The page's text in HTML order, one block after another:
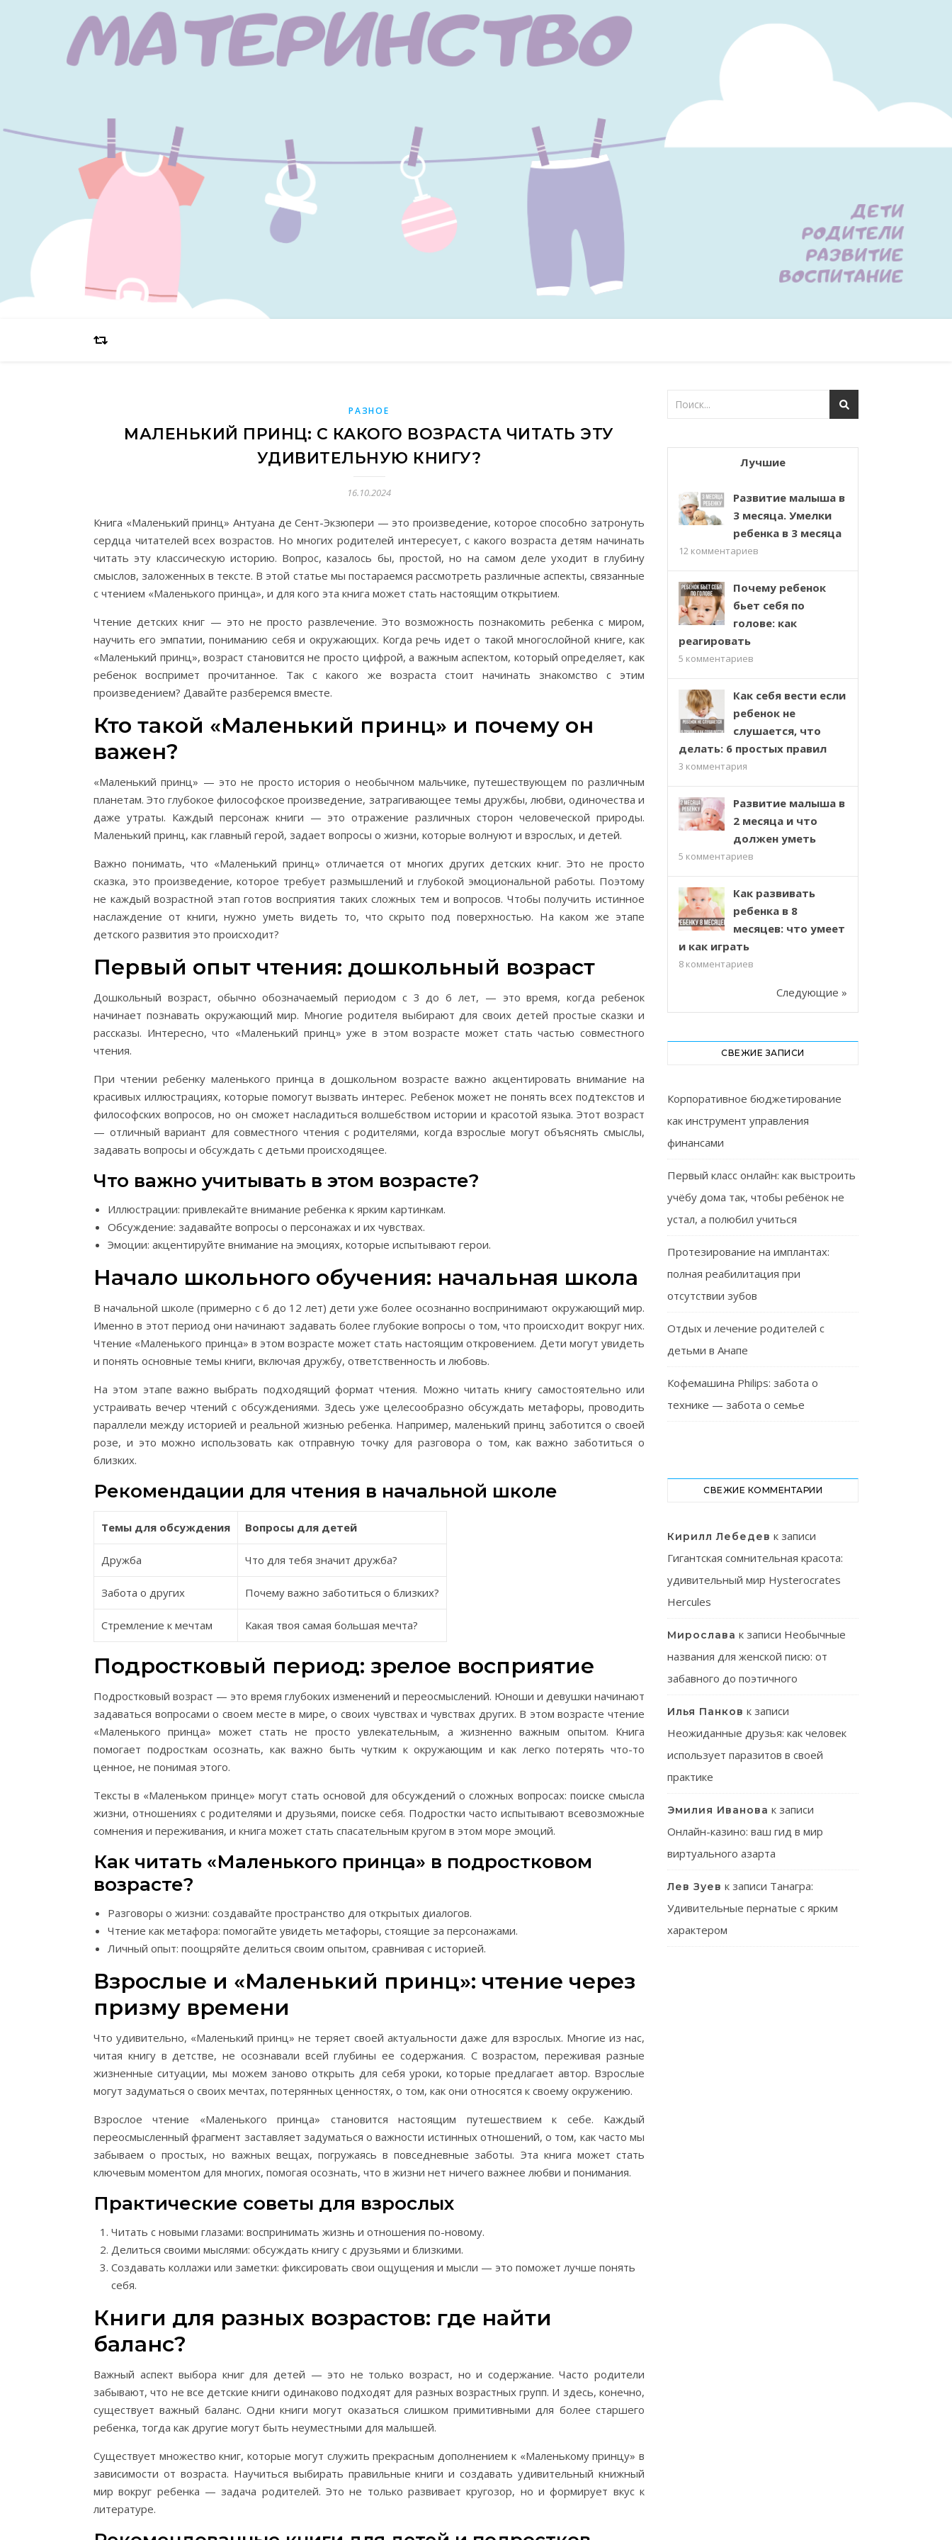
РАЗНОЕ
МАЛЕНЬКИЙ ПРИНЦ: С КАКОГО ВОЗРАСТА ЧИТАТЬ ЭТУ
УДИВИТЕЛЬНУЮ КНИГУ?
16.10.2024
Книга «Маленький принц» Антуана де Сент-Экзюпери — это произведение, которое способно затронуть
сердца читателей всех возрастов. Но многих родителей интересует, с какого возраста детям начинать
читать эту классическую историю. Вопрос, казалось бы, простой, но на самом деле уходит в глубину
смыслов, заложенных в тексте. В этой статье мы постараемся рассмотреть различные аспекты, связанные
с чтением «Маленького принца», и для кого эта книга может стать настоящим открытием.
Чтение детских книг — это не просто развлечение. Это возможность познакомить ребенка с миром,
научить его эмпатии, пониманию себя и окружающих. Когда речь идет о такой многослойной книге, как
«Маленький принц», возраст становится не просто цифрой, а важным аспектом, который определяет, как
ребенок воспримет прочитанное. Так с какого же возраста стоит начинать знакомство с этим
произведением? Давайте разберемся вместе.
Кто такой «Маленький принц» и почему он
важен?
«Маленький принц» — это не просто история о необычном мальчике, путешествующем по различным
планетам. Это глубокое философское произведение, затрагивающее темы дружбы, любви, одиночества и
даже утраты. Каждый персонаж книги — это отражение различных сторон человеческой природы.
Маленький принц, как главный герой, задает вопросы о жизни, которые волнуют и взрослых, и детей.
Важно понимать, что «Маленький принц» отличается от многих других детских книг. Это не просто
сказка, это произведение, которое требует размышлений и глубокой эмоциональной работы. Поэтому
не каждый возрастной этап готов восприятия таких сложных тем и вопросов. Чтобы получить истинное
наслаждение от книги, нужно уметь видеть то, что скрыто под поверхностью. На каком же этапе
детского развития это происходит?
Первый опыт чтения: дошкольный возраст
Дошкольный возраст, обычно обозначаемый периодом с 3 до 6 лет, — это время, когда ребенок
начинает познавать окружающий мир. Многие родителя выбирают для своих детей простые сказки и
рассказы. Интересно, что «Маленький принц» уже в этом возрасте может стать частью совместного
чтения.
При чтении ребенку маленького принца в дошкольном возрасте важно акцентировать внимание на
красивых иллюстрациях, которые помогут вызвать интерес. Ребенок может не понять всех подтекстов и
философских вопросов, но он сможет насладиться волшебством истории и красотой языка. Этот возраст
— отличный вариант для совместного чтения с родителями, когда взрослые могут объяснять смыслы,
задавать вопросы и обсуждать с детьми происходящее.
Что важно учитывать в этом возрасте?
Иллюстрации: привлекайте внимание ребенка к ярким картинкам.
Обсуждение: задавайте вопросы о персонажах и их чувствах.
Эмоции: акцентируйте внимание на эмоциях, которые испытывают герои.
Начало школьного обучения: начальная школа
В начальной школе (примерно с 6 до 12 лет) дети уже более осознанно воспринимают окружающий мир.
Именно в этот период они начинают задавать более глубокие вопросы о том, что происходит вокруг них.
Чтение «Маленького принца» в этом возрасте может стать настоящим откровением. Дети могут увидеть
и понять основные темы книги, включая дружбу, ответственность и любовь.
На этом этапе важно выбрать подходящий формат чтения. Можно читать книгу самостоятельно или
устраивать вечер чтений с обсуждениями. Здесь уже целесообразно обсуждать метафоры, проводить
параллели между историей и реальной жизнью ребенка. Например, маленький принц заботится о своей
розе, и это можно использовать как отправную точку для разговора о том, как важно заботиться о
близких.
Рекомендации для чтения в начальной школе
Темы для обсуждения Вопросы для детей
Дружба Что для тебя значит дружба?
Забота о других Почему важно заботиться о близких?
Стремление к мечтам Какая твоя самая большая мечта?
Подростковый период: зрелое восприятие
Подростковый возраст — это время глубоких изменений и переосмыслений. Юноши и девушки начинают
задаваться вопросами о своем месте в мире, о своих чувствах и чувствах других. В этом возрасте чтение
«Маленького принца» может стать не просто увлекательным, а жизненно важным опытом. Книга
помогает подросткам осознать, как важно быть чутким к окружающим и как легко потерять что-то
ценное, не понимая этого.
Тексты в «Маленьком принце» могут стать основой для обсуждений о сложных вопросах: поиске смысла
жизни, отношениях с родителями и друзьями, поиске себя. Подростки часто испытывают всевозможные
сомнения и переживания, и книга может стать спасательным кругом в этом море эмоций.
Как читать «Маленького принца» в подростковом
возрасте?
Разговоры о жизни: создавайте пространство для открытых диалогов.
Чтение как метафора: помогайте увидеть метафоры, стоящие за персонажами.
Личный опыт: поощряйте делиться своим опытом, сравнивая с историей.
Взрослые и «Маленький принц»: чтение через
призму времени
Что удивительно, «Маленький принц» не теряет своей актуальности даже для взрослых. Многие из нас,
читая книгу в детстве, не осознавали всей глубины ее содержания. С возрастом, переживая разные
жизненные ситуации, мы можем заново открыть для себя уроки, которые предлагает автор. Взрослые
могут задуматься о своих мечтах, потерянных ценностях, о том, как они относятся к своему окружению.
Взрослое чтение «Маленького принца» становится настоящим путешествием к себе. Каждый
переосмысленный фрагмент заставляет задуматься о важности истинных отношений, о том, как часто мы
забываем о простых, но важных вещах, погружаясь в повседневные заботы. Эта книга может стать
ключевым моментом для многих, помогая осознать, что в жизни нет ничего важнее любви и понимания.
Практические советы для взрослых
Читать с новыми глазами: воспринимать жизнь и отношения по-новому.
Делиться своими мыслями: обсуждать книгу с друзьями и близкими.
Создавать коллажи или заметки: фиксировать свои ощущения и мысли — это поможет лучше понять
себя.
Книги для разных возрастов: где найти
баланс?
Важный аспект выбора книг для детей — это не только возраст, но и содержание. Часто родители
забывают, что не все детские книги одинаково подходят для разных возрастных групп. И здесь, конечно,
существует важный баланс. Одни книги могут оказаться слишком примитивными для более старшего
ребенка, тогда как другие могут быть неуместными для малышей.
Существует множество книг, которые могут служить прекрасным дополнением к «Маленькому принцу» в
зависимости от возраста. Научиться выбирать правильные книги и создавать удивительный книжный
мир вокруг ребенка — задача родителей. Это не только развивает кругозор, но и формирует вкус к
литературе.
Лучшие
Развитие малыша в
3 месяца. Умелки
ребенка в 3 месяца
12 комментариев
Почему ребенок
бьет себя по
голове: как
реагировать
5 комментариев
Как себя вести если
ребенок не
слушается, что
делать: 6 простых правил
3 комментария
Развитие малыша в
2 месяца и что
должен уметь
5 комментариев
Как развивать
ребенка в 8
месяцев: что умеет
и как играть
8 комментариев
Следующие »
СВЕЖИЕ ЗАПИСИ
Корпоративное бюджетирование
как инструмент управления
финансами
Первый класс онлайн: как выстроить
учёбу дома так, чтобы ребёнок не
устал, а полюбил учиться
Протезирование на имплантах:
полная реабилитация при
отсутствии зубов
Отдых и лечение родителей с
детьми в Анапе
Кофемашина Philips: забота о
технике — забота о семье
СВЕЖИЕ КОММЕНТАРИИ
Кирилл Лебедев к записи
Гигантская сомнительная красота:
удивительный мир Hysterocrates
Hercules
Мирослава к записи Необычные
названия для женской писю: от
забавного до поэтичного
Илья Панков к записи
Неожиданные друзья: как человек
использует паразитов в своей
практике
Эмилия Иванова к записи
Онлайн-казино: ваш гид в мир
виртуального азарта
Лев Зуев к записи Танагра:
Удивительные пернатые с ярким
характером